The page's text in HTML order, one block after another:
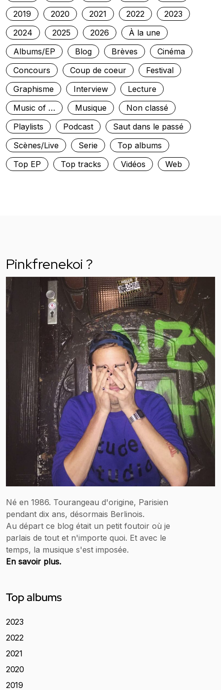
2019
2020 2021 2022
2023
2024
2025 2026
À la une
Albums/EP
Blog Brèves
Cinéma
Concours
Coup de coeur
Festival
Graphisme
Interview
Lecture
Music of …
Musique
Non classé
Playlists
Podcast
Saut dans le passé
Scènes/Live
Serie
Top albums
Top EP
Top tracks Vidéos Web
Pinkfrenekoi ?
Né en 1986. Tourangeau d'origine, Parisien
pendant dix ans, désormais Berlinois.
Au départ ce blog était un petit foutoir où je
parlais de tout et n'importe quoi. Et avec le
temps, la musique s'est imposée.
En savoir plus.
Top albums
2023
2022
2021
2020
2019